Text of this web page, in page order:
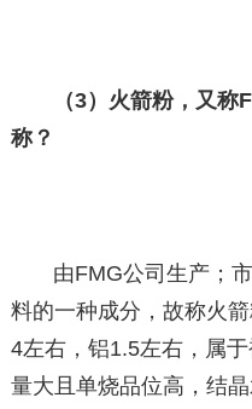
（3）火箭粉，又
称？
由FMG公司生产；
料的一种成分，故称火
4左右，铝1.5左右，属
量大且单烧品位高，结